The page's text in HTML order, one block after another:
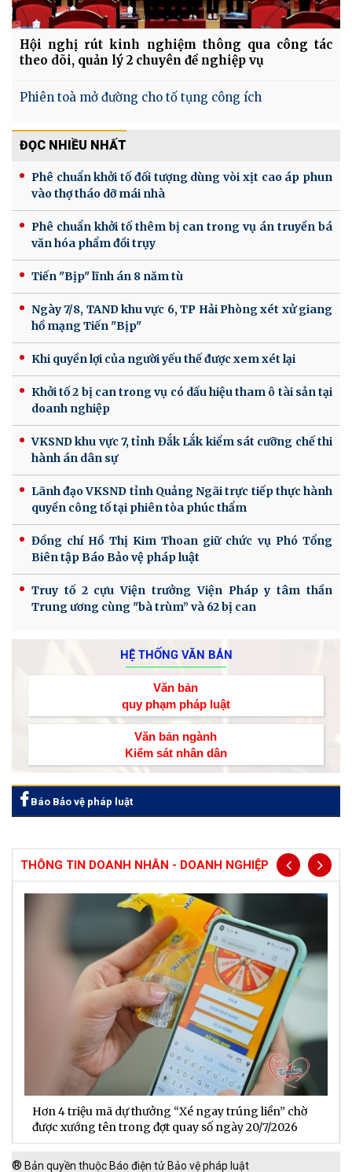
Hội nghị rút kinh nghiệm thông qua công tác
theo dõi, quản lý 2 chuyên đề nghiệp vụ
Phiên toà mở đường cho tố tụng công ích
ĐỌC NHIỀU NHẤT
Phê chuẩn khởi tố đối tượng dùng vòi xịt cao áp phun
vào thợ tháo dỡ mái nhà
Phê chuẩn khởi tố thêm bị can trong vụ án truyền bá
văn hóa phẩm đồi trụy
Tiến "Bịp" lĩnh án 8 năm tù
Ngày 7/8, TAND khu vực 6, TP Hải Phòng xét xử giang
hồ mạng Tiến "Bịp"
Khi quyền lợi của người yếu thế được xem xét lại
Khởi tố 2 bị can trong vụ có dấu hiệu tham ô tài sản tại
doanh nghiệp
VKSND khu vực 7, tỉnh Đắk Lắk kiểm sát cưỡng chế thi
hành án dân sự
Lãnh đạo VKSND tỉnh Quảng Ngãi trực tiếp thực hành
quyền công tố tại phiên tòa phúc thẩm
Đồng chí Hồ Thị Kim Thoan giữ chức vụ Phó Tổng
Biên tập Báo Bảo vệ pháp luật
Truy tố 2 cựu Viện trưởng Viện Pháp y tâm thần
Trung ương cùng "bà trùm” và 62 bị can
HỆ THỐNG VĂN BẢN
Văn bản
quy phạm pháp luật
Văn bản ngành
Kiểm sát nhân dân
Báo Bảo vệ pháp luật
THÔNG TIN DOANH NHÂN - DOANH NGHIỆP
Hơn 4 triệu mã dự thưởng “Xé ngay trúng liền” chờ
được xướng tên trong đợt quay số ngày 20/7/2026
® Bản quyền thuộc Báo điện tử Bảo vệ pháp luật